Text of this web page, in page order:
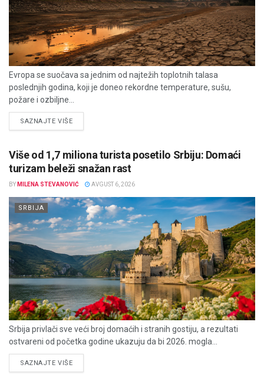
Evropa se suočava sa jednim od najtežih toplotnih talasa
poslednjih godina, koji je doneo rekordne temperature, sušu,
požare i ozbiljne...
SAZNAJTE VIŠEDETAILS
Više od 1,7 miliona turista posetilo Srbiju: Domaći
turizam beleži snažan rast
BY MILENA STEVANOVIĆ AVGUST 6, 2026
SRBIJA
Srbija privlači sve veći broj domaćih i stranih gostiju, a rezultati
ostvareni od početka godine ukazuju da bi 2026. mogla...
SAZNAJTE VIŠEDETAILS